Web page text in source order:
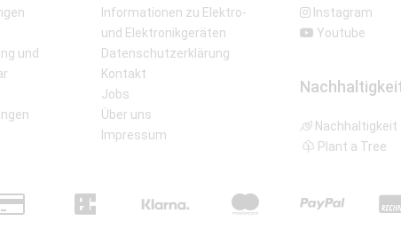
und
Informationen zu Elektro-
und Elektronikgeräten
Datenschutzerklärung
Kontakt
Jobs
Über uns
Impressum
Instagram
Youtube
Nachhaltigkeit
Plant a Tree